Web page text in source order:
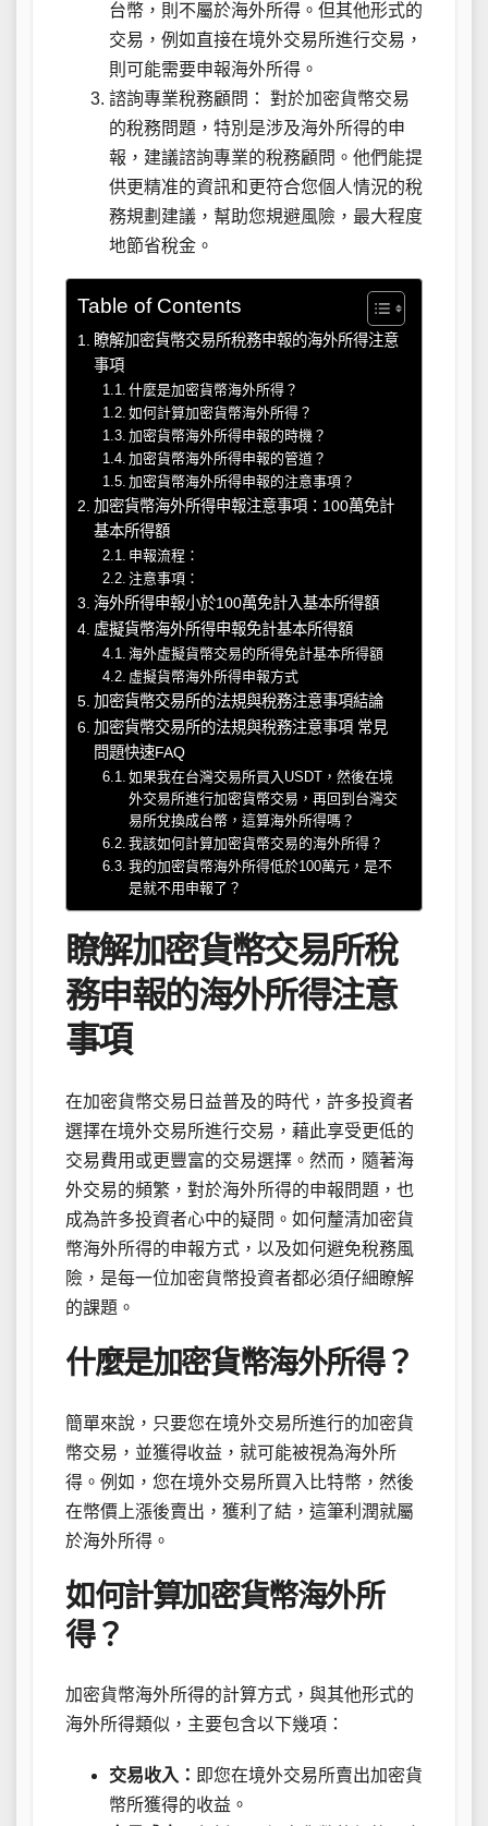
台幣，則不屬於海外所得。但其他形式的
交易，例如直接在境外交易所進行交易，
則可能需要申報海外所得。
諮詢專業稅務顧問： 對於加密貨幣交易
的稅務問題，特別是涉及海外所得的申
報，建議諮詢專業的稅務顧問。他們能提
供更精准的資訊和更符合您個人情況的稅
務規劃建議，幫助您規避風險，最大程度
地節省稅金。
Table of Contents
瞭解加密貨幣交易所稅務申報的海外所得注意
事項
什麼是加密貨幣海外所得？
如何計算加密貨幣海外所得？
加密貨幣海外所得申報的時機？
加密貨幣海外所得申報的管道？
加密貨幣海外所得申報的注意事項？
加密貨幣海外所得申報注意事項：100萬免計
基本所得額
申報流程：
注意事項：
海外所得申報小於100萬免計入基本所得額
虛擬貨幣海外所得申報免計基本所得額
海外虛擬貨幣交易的所得免計基本所得額
虛擬貨幣海外所得申報方式
加密貨幣交易所的法規與稅務注意事項結論
加密貨幣交易所的法規與稅務注意事項 常見
問題快速FAQ
如果我在台灣交易所買入USDT，然後在境
外交易所進行加密貨幣交易，再回到台灣交
易所兌換成台幣，這算海外所得嗎？
我該如何計算加密貨幣交易的海外所得？
我的加密貨幣海外所得低於100萬元，是不
是就不用申報了？
瞭解加密貨幣交易所稅
務申報的海外所得注意
事項
在加密貨幣交易日益普及的時代，許多投資者
選擇在境外交易所進行交易，藉此享受更低的
交易費用或更豐富的交易選擇。然而，隨著海
外交易的頻繁，對於海外所得的申報問題，也
成為許多投資者心中的疑問。如何釐清加密貨
幣海外所得的申報方式，以及如何避免稅務風
險，是每一位加密貨幣投資者都必須仔細瞭解
的課題。
什麼是加密貨幣海外所得？
簡單來說，只要您在境外交易所進行的加密貨
幣交易，並獲得收益，就可能被視為海外所
得。例如，您在境外交易所買入比特幣，然後
在幣價上漲後賣出，獲利了結，這筆利潤就屬
於海外所得。
如何計算加密貨幣海外所
得？
加密貨幣海外所得的計算方式，與其他形式的
海外所得類似，主要包含以下幾項：
交易收入： 即您在境外交易所賣出加密貨
幣所獲得的收益。